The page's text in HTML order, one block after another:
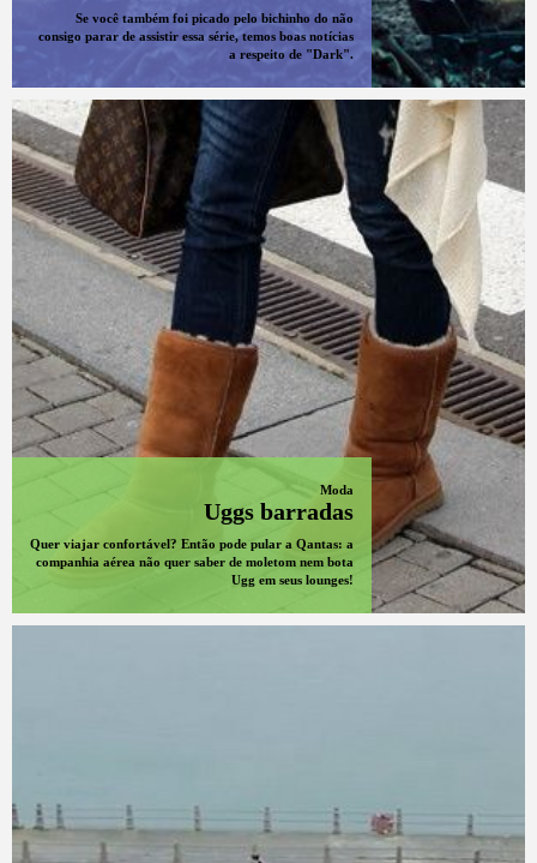
Se você também foi picado pelo bichinho do não
consigo parar de assistir essa série, temos boas notícias
a respeito de "Dark".
Moda
Uggs barradas
Quer viajar confortável? Então pode pular a Qantas: a
companhia aérea não quer saber de moletom nem bota
Ugg em seus lounges!